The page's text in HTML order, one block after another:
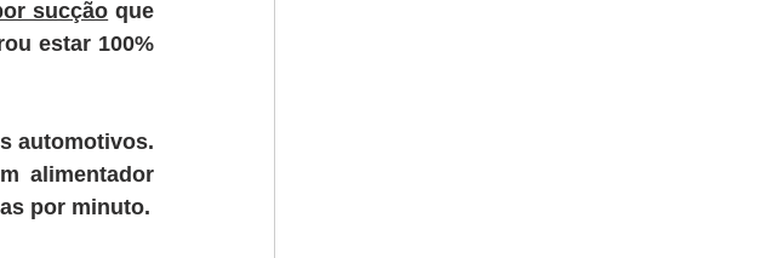
sucção
estar 100%
automotivos.
alimentador
por minuto.